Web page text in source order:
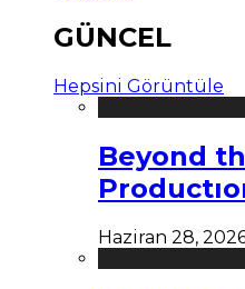
GÜNCEL
Hepsini Görüntüle
Beyond
Haziran 28,